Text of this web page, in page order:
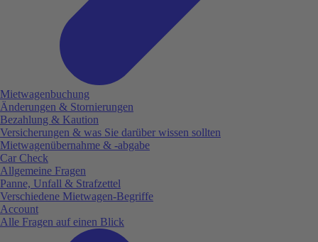
Mietwagenbuchung
Änderungen & Stornierungen
Bezahlung & Kaution
Versicherungen & was Sie darüber wissen sollten
Mietwagenübernahme & -abgabe
Car Check
Allgemeine Fragen
Panne, Unfall & Strafzettel
Verschiedene Mietwagen-Begriffe
Account
Alle Fragen auf einen Blick